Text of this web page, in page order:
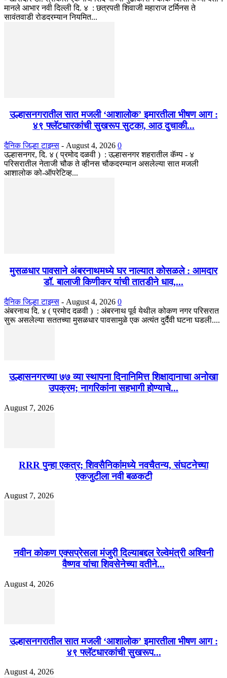
मानले आभार नवी दिल्ली दि. ४ : छत्रपती शिवाजी महाराज टर्मिनस ते
सावंतवाडी रोडदरम्यान नियमित...
उल्हासनगरातील सात मजली ‘आशालोक’ इमारतीला भीषण आग :
४९ फ्लॅटधारकांची सुखरूप सुटका, आठ दुचाकी...
दैनिक जिल्हा टाइम्स - August 4, 2026 0
उल्हासनगर, दि. ४ ( प्रमोद दळवी ) : उल्हासनगर शहरातील कॅम्प - ४
परिसरातील नेताजी चौक ते व्हीनस चौकदरम्यान असलेल्या सात मजली
आशालोक को-ऑपरेटिव्ह...
मुसळधार पावसाने अंबरनाथमध्ये घर नाल्यात कोसळले : आमदार
डॉ. बालाजी किणीकर यांची तातडीने धाव,...
दैनिक जिल्हा टाइम्स - August 4, 2026 0
अंबरनाथ दि. ४ ( प्रमोद दळवी ) : अंबरनाथ पूर्व येथील कोकण नगर परिसरात
सुरू असलेल्या सततच्या मुसळधार पावसामुळे एक अत्यंत दुर्दैवी घटना घडली....
उल्हासनगरच्या ७७ व्या स्थापना दिनानिमित्त शिक्षादानाचा अनोखा
उपक्रम; नागरिकांना सहभागी होण्याचे...
August 7, 2026
RRR पुन्हा एकत्र; शिवसैनिकांमध्ये नवचैतन्य, संघटनेच्या
एकजुटीला नवी बळकटी
August 7, 2026
नवीन कोकण एक्सप्रेसला मंजुरी दिल्याबद्दल रेल्वेमंत्री अश्विनी
वैष्णव यांचा शिवसेनेच्या वतीने...
August 4, 2026
उल्हासनगरातील सात मजली ‘आशालोक’ इमारतीला भीषण आग :
४९ फ्लॅटधारकांची सुखरूप...
August 4, 2026